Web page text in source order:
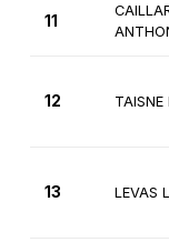
11
12 TAISNE
13 LEVAS